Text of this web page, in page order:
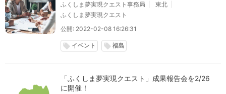
ふくしま夢実現クエスト事務局
東北
ふくしま夢実現クエスト
公開: 2022-02-08 16:26:31
local_offer イベント local_offer 福島
「ふくしま夢実現クエスト」成果報告会を2/26
に開催！